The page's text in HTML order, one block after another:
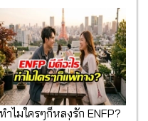
ทำไมใครๆก็หลงรัก ENFP?